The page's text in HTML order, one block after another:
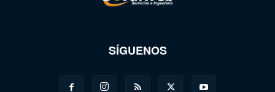
SÍGUENOS